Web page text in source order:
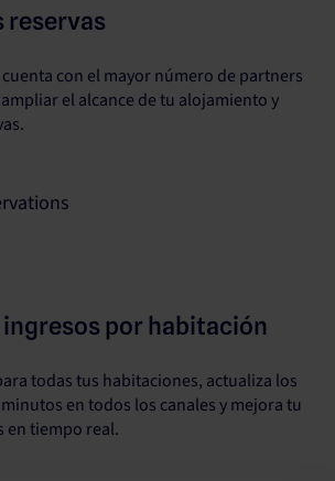
reservas
con el mayor número de partners
el alcance de tu alojamiento y
por habitación
todas tus habitaciones, actualiza los
en todos los canales y mejora tu
en tiempo real.